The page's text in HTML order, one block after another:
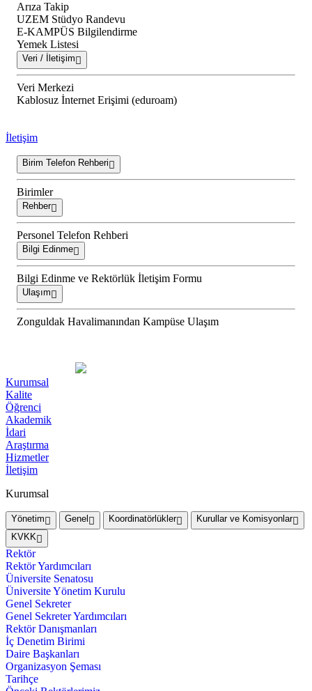
Arıza Takip
UZEM Stüdyo Randevu
E-KAMPÜS Bilgilendirme
Yemek Listesi
Veri / İletişim
Veri Merkezi
Kablosuz İnternet Erişimi (eduroam)
İletişim
Birim Telefon Rehberi
Birimler
Rehber
Personel Telefon Rehberi
Bilgi Edinme
Bilgi Edinme ve Rektörlük İletişim Formu
Ulaşım
Zonguldak Havalimanından Kampüse Ulaşım
Kurumsal
Kalite
Öğrenci
Akademik
İdari
Araştırma
Hizmetler
İletişim
Kurumsal
Yönetim Genel Koordinatörlükler
Kurullar ve Komisyonlar
KVKK
Rektör
Rektör Yardımcıları
Üniversite Senatosu
Üniversite Yönetim Kurulu
Genel Sekreter
Genel Sekreter Yardımcıları
Rektör Danışmanları
İç Denetim Birimi
Daire Başkanları
Organizasyon Şeması
Tarihçe